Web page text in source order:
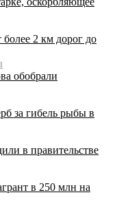
2 км дорог до
обобрали
за гибель рыбы в
в правительстве
в 250 млн на